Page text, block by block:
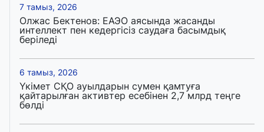
7 тамыз, 2026
Олжас Бектенов: ЕАЭО аясында жасанды
интеллект пен кедергісіз саудаға басымдық
беріледі
6 тамыз, 2026
Үкімет СҚО ауылдарын сумен қамтуға
қайтарылған активтер есебінен 2,7 млрд теңге
бөлді